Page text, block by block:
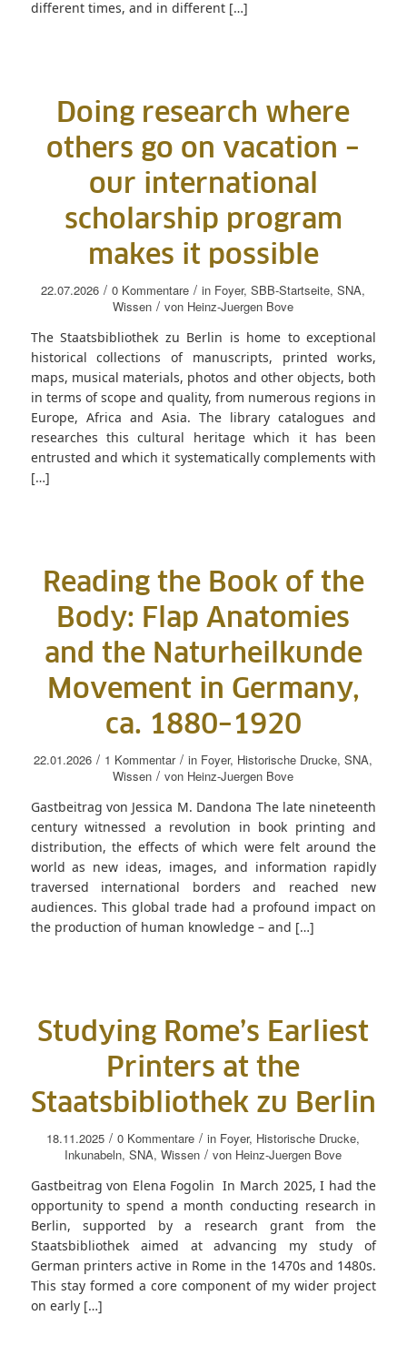
different times, and in different […]
Doing research where
others go on vacation –
our international
scholarship program
makes it possible
22.07.2026 / 0 Kommentare / in Foyer,SBB-Startseite,SNA,
Wissen / von Heinz-Juergen Bove
The Staatsbibliothek zu Berlin is home to exceptional
historical collections of manuscripts, printed works,
maps, musical materials, photos and other objects, both
in terms of scope and quality, from numerous regions in
Europe, Africa and Asia. The library catalogues and
researches this cultural heritage which it has been
entrusted and which it systematically complements with
[…]
Reading the Book of the
Body: Flap Anatomies
and the Naturheilkunde
Movement in Germany,
ca. 1880–1920
22.01.2026 / 1 Kommentar / in Foyer, Historische Drucke,SNA,
Wissen / von Heinz-Juergen Bove
Gastbeitrag von Jessica M. Dandona The late nineteenth
century witnessed a revolution in book printing and
distribution, the effects of which were felt around the
world as new ideas, images, and information rapidly
traversed international borders and reached new
audiences. This global trade had a profound impact on
the production of human knowledge – and […]
Studying Rome’s Earliest
Printers at the
Staatsbibliothek zu Berlin
18.11.2025 / 0 Kommentare / in Foyer, Historische Drucke,
Inkunabeln,SNA,Wissen / von Heinz-Juergen Bove
Gastbeitrag von Elena Fogolin In March 2025, I had the
opportunity to spend a month conducting research in
Berlin, supported by a research grant from the
Staatsbibliothek aimed at advancing my study of
German printers active in Rome in the 1470s and 1480s.
This stay formed a core component of my wider project
on early […]